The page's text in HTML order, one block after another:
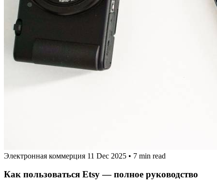
Электронная коммерция 11 Dec 2025 • 7 min read
Как пользоваться Etsy — полное руководство